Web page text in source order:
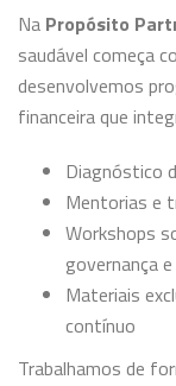
Na Propósito
saudável começa
desenvolvemos
financeira que
Diagnóstico
Mentorias e
Workshops
governança
Materiais
contínuo
Trabalhamos de